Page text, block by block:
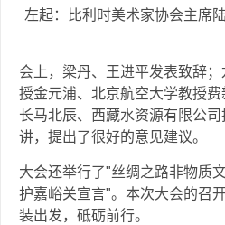
左起：比利时美术家协会主席
会上，梁丹、王进平发表致辞
授金元浦、北京航空大学教授
长马北辰、西藏水资源有限公
讲，提出了很好的意见建议。
大会还举行了"丝绸之路非物质
护嘉峪关宣言"。本次大会的召
装出发，砥砺前行。